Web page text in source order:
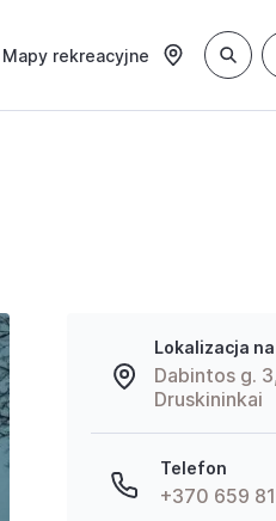
Mapy rekreacyjne
Lokalizacja
Dabintos g.
Druskininkai
Telefon
+370 659